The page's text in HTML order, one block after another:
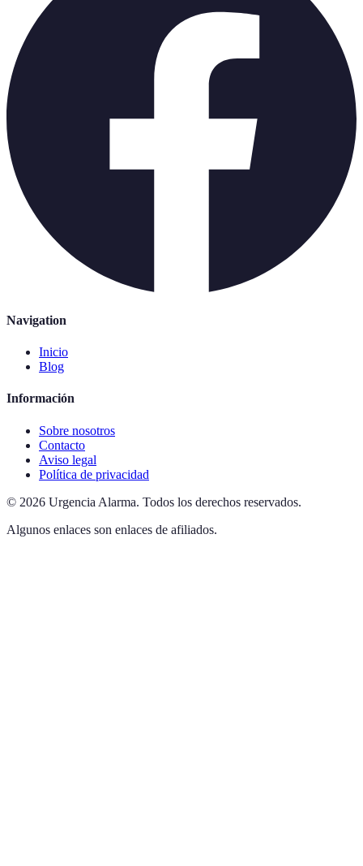
Navigation
Inicio
Blog
Información
Sobre nosotros
Contacto
Aviso legal
Política de privacidad
© 2026 Urgencia Alarma. Todos los derechos reservados.
Algunos enlaces son enlaces de afiliados.